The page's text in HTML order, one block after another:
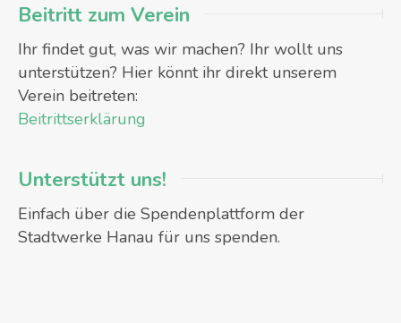
Beitritt zum Verein
Ihr findet gut, was wir machen? Ihr wollt uns
unterstützen? Hier könnt ihr direkt unserem
Verein beitreten:
Beitrittserklärung
Unterstützt uns!
Einfach über die Spendenplattform der
Stadtwerke Hanau für uns spenden.